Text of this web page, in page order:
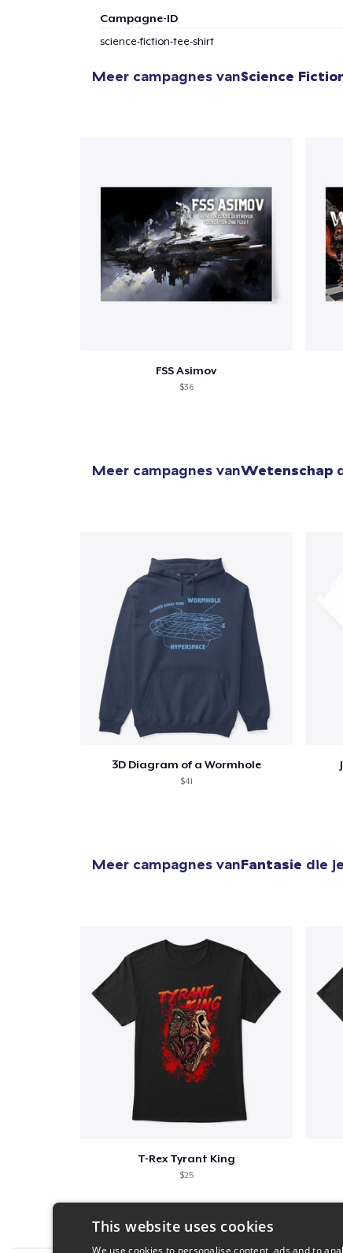
Campagne-ID
science-fiction-tee-shirt
Meer campagnes vanScience
FSS Asimov
$36
Meer campagnes vanWetenschap
3D Diagram of a Wormhole
$41
Meer campagnes vanFantasie die
T-Rex Tyrant King
$25
This website uses cookies
We use cookies to personalise content, ads and to